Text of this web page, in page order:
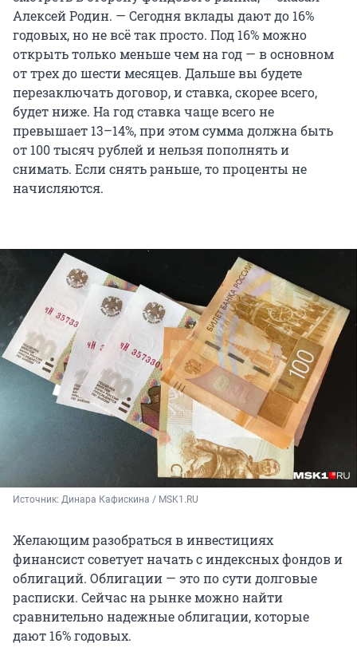
Алексей Родин. — Сегодня вклады дают до 16%
годовых, но не всё так просто. Под 16% можно
открыть только меньше чем на год — в основном
от трех до шести месяцев. Дальше вы будете
перезаключать договор, и ставка, скорее всего,
будет ниже. На год ставка чаще всего не
превышает 13–14%, при этом сумма должна быть
от 100 тысяч рублей и нельзя пополнять и
снимать. Если снять раньше, то проценты не
начисляются.
Источник: Динара Кафискина / MSK1.RU
Желающим разобраться в инвестициях
финансист советует начать с индексных фондов и
облигаций. Облигации — это по сути долговые
расписки. Сейчас на рынке можно найти
сравнительно надежные облигации, которые
дают 16% годовых.